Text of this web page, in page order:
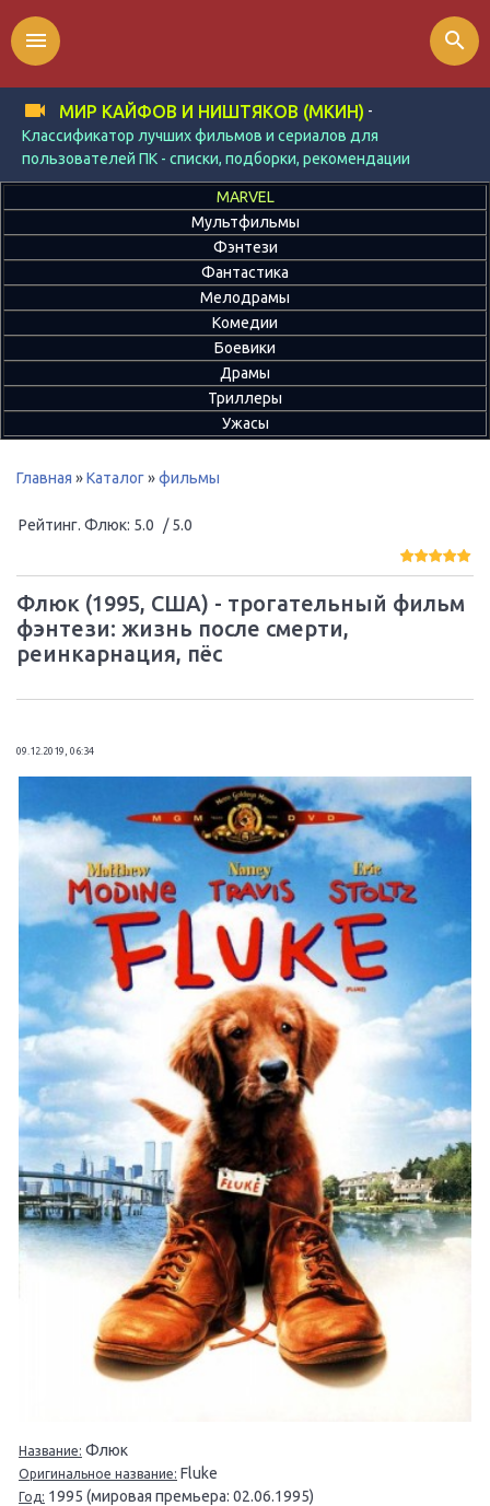
МИР КАЙФОВ И НИШТЯКОВ (МКИН) -
Классификатор лучших фильмов и сериалов для
пользователей ПК - списки, подборки, рекомендации
menu search
MARVEL
Мультфильмы
Фэнтези
Фантастика
Мелодрамы
Комедии
Боевики
Драмы
Триллеры
Ужасы
Главная »Каталог»фильмы
Рейтинг. Флюк: 5.0 / 5.0
Флюк (1995, США) - трогательный фильм
фэнтези: жизнь после смерти,
реинкарнация, пёс
09.12.2019, 06:34
Название: Флюк
Оригинальное название: Fluke
Год: 1995 (мировая премьера: 02.06.1995)